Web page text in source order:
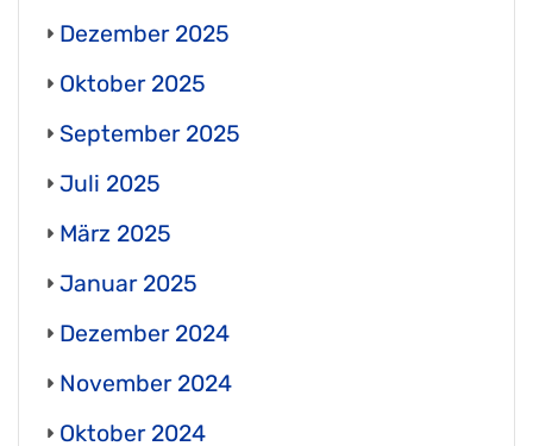
Dezember 2025
Oktober 2025
September 2025
Juli 2025
März 2025
Januar 2025
Dezember 2024
November 2024
Oktober 2024